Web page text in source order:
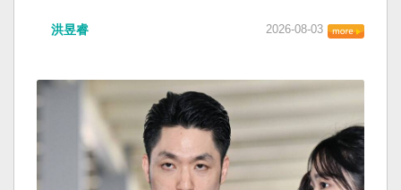
洪昱睿 2026-08-03